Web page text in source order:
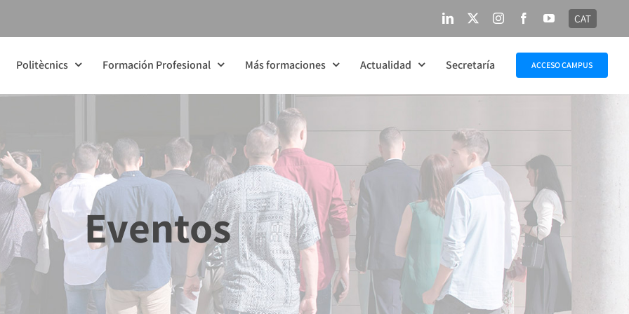
LinkedIn InstagramFacebookYouTube
CAT
Politècnics Formación Profesional Más formaciones Actualidad Secretaría ACCESO CAMPUS
Eventos